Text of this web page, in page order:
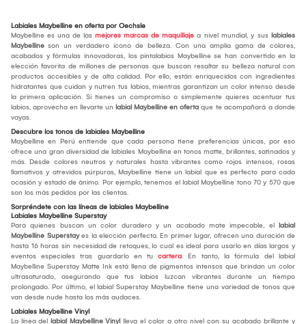
Labiales Maybelline en oferta por Oechsle
Maybelline es una de las mejores marcas de maquillaje a nivel mundial, y sus labiales
Maybelline son un verdadero icono de belleza. Con una amplia gama de colores,
acabados y fórmulas innovadoras, los pintalabios Maybelline se han convertido en la
elección favorita de millones de personas que buscan resaltar su belleza natural con
productos accesibles y de alta calidad. Por ello, están enriquecidos con ingredientes
hidratantes que cuidan y nutren tus labios, mientras garantizan un color intenso desde
la primera aplicación. Si tienes un compromiso o simplemente quieres acentuar tus
labios, aprovecha en llevarte un labial Maybelline en oferta que te acompañará a donde
vayas.
Descubre los tonos de labiales Maybelline
Maybelline en Perú entiende que cada persona tiene preferencias únicas, por eso
ofrece una gran diversidad de labiales Maybelline en tonos matte, brillantes, satinados y
más. Desde colores neutros y naturales hasta vibrantes como rojos intensos, rosas
llamativos y atrevidos púrpuras, Maybelline tiene un labial que es perfecto para cada
ocasión y estado de ánimo. Por ejemplo, tenemos el labial Maybelline tono 70 y 570 que
son los más pedidos por las clientas.
Sorpréndete con las líneas de labiales Maybelline
Labiales Maybelline Superstay
Para quienes buscan un color duradero y un acabado mate impecable, el labial
Maybelline Superstayes la elección perfecta. En primer lugar, ofrecen una duración de
hasta 16 horas sin necesidad de retoques, lo cual es ideal para usarlo en días largos y
eventos especiales tras guardarlo en tu cartera. En tanto, la fórmula del labial
Maybelline Superstay Matte Ink está llena de pigmentos intensos que brindan un color
ultrasaturado, asegurando que tus labios luzcan vibrantes durante un tiempo
prolongado. Por último, el labial Superstay Maybelline tiene una variedad de tonos que
van desde nude hasta los más audaces.
Labiales Maybelline Vinyl
La línea del labial Maybelline Vinyl lleva el color a otro nivel con su acabado brillante y